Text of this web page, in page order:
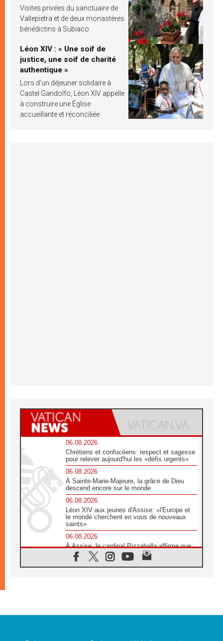
Visites privées du sanctuaire de
Vallepietra et de deux monastères
bénédictins à Subiaco
Léon XIV : « Une soif de
justice, une soif de charité
authentique »
Lors d’un déjeuner solidaire à
Castel Gandolfo, Léon XIV appelle
à construire une Église
accueillante et réconciliée
06.08.2026
Chrétiens et confucéens: respect et sagesse
pour relever aujourd'hui les «défis urgents»
06.08.2026
À Sainte-Marie-Majeure, la grâce de Dieu
descend encore sur le monde
06.08.2026
Léon XIV aux jeunes d'Assise: «l'Europe et
le monde cherchent en vous de nouveaux
saints»
06.08.2026
À Assise, le cardinal Pizzaballa affirme que
«les chrétiens veulent la paix»
06.08.2026